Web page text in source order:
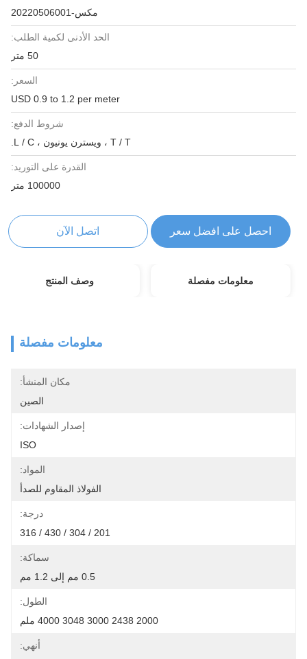
مكس-20220506001
الحد الأدنى لكمية الطلب:
50 متر
السعر:
USD 0.9 to 1.2 per meter
شروط الدفع:
T / T ، ويسترن يونيون ، L / C.
القدرة على التوريد:
100000 متر
احصل على افضل سعر اتصل الآن
معلومات مفصلة وصف المنتج
معلومات مفصلة
مكان المنشأ:
الصين
إصدار الشهادات:
ISO
المواد:
الفولاذ المقاوم للصدأ
درجة:
201 / 304 / 430 / 316
سماكة:
0.5 مم إلى 1.2 مم
الطول:
2000 2438 3000 3048 4000 ملم
أنهي: